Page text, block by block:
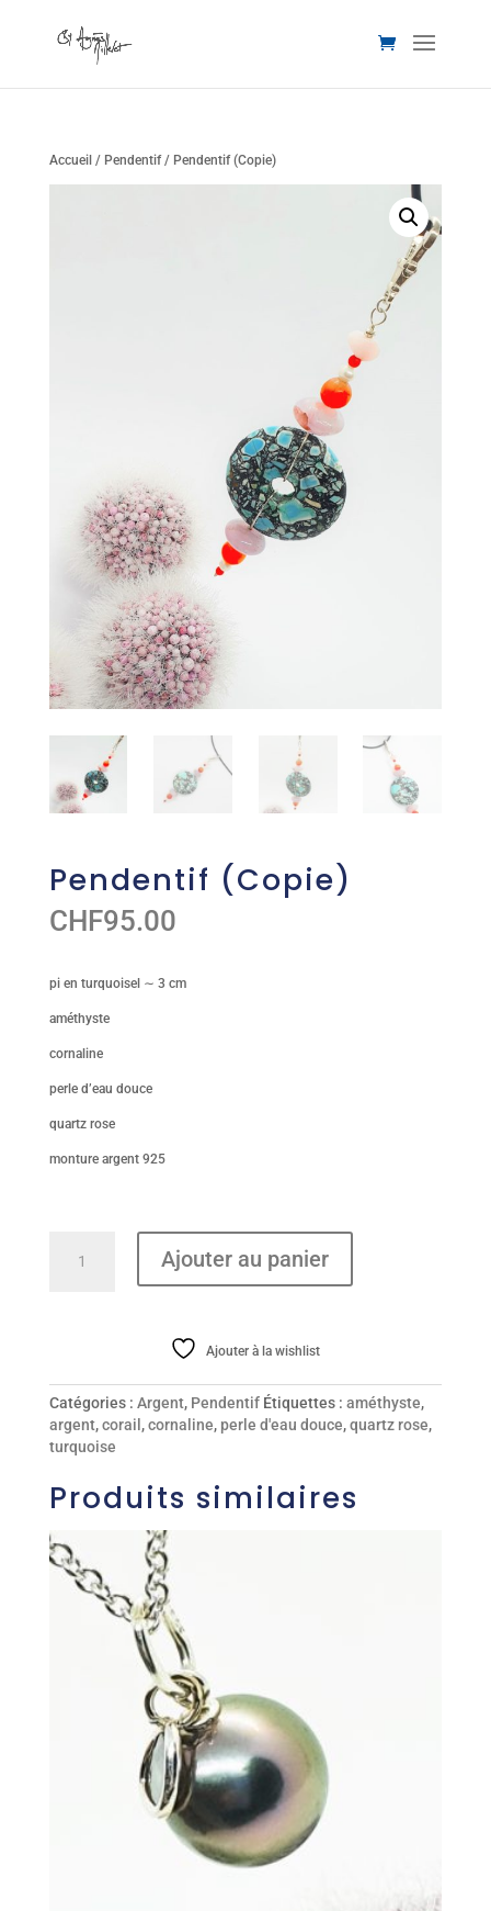
Accueil / Pendentif/ Pendentif (Copie)
Pendentif (Copie)
CHF95.00
pi en turquoisel ∼ 3 cm
améthyste
cornaline
perle d’eau douce
quartz rose
monture argent 925
Ajouter au panier
Ajouter à la wishlist
Catégories : Argent, Pendentif Étiquettes : améthyste,
argent,corail ,cornaline, perle d'eau douce,quartz rose,
turquoise
Produits similaires